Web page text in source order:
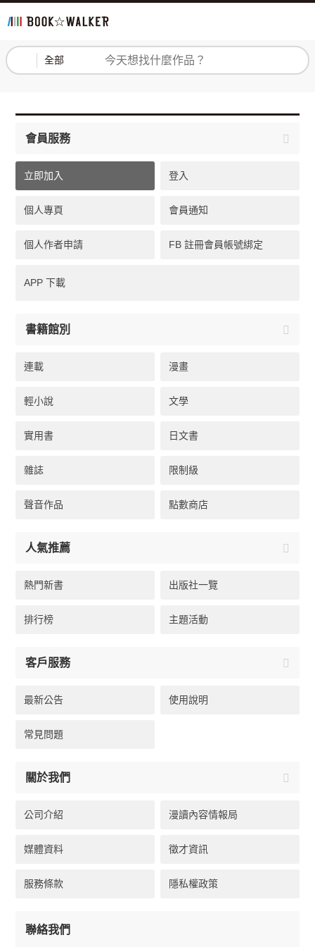
全部 登入 註冊
會員服務
立即加入 登入
個人專頁 會員通知
個人作者申請 FB 註冊會員帳號綁定
APP 下載
書籍館別
連載 漫畫
輕小說 文學
實用書 日文書
雜誌 限制級
聲音作品 點數商店
人氣推薦
熱門新書 出版社一覽
排行榜 主題活動
客戶服務
最新公告 使用說明
常見問題
關於我們
公司介紹 漫讀內容情報局
媒體資料 徵才資訊
服務條款 隱私權政策
聯絡我們